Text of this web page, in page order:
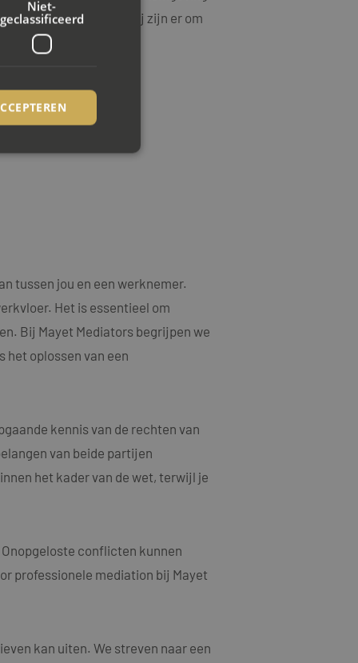
staan voorop, en wij zijn er om
tussen jou en een werknemer.
Het is essentieel om
Bij Mayet Mediators begrijpen we
het oplossen van een
kennis van de rechten van
van beide partijen
het kader van de wet, terwijl je
conflicten kunnen
professionele mediation bij Mayet
kan uiten. We streven naar een
Niet-
geclassificeerd
te
basis van de PHP-
doeleinden die
te
een willekeurig
om de
gebruikte
,
de
kunnen worden